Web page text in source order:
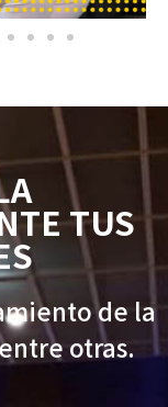
TUS
de la
otras.